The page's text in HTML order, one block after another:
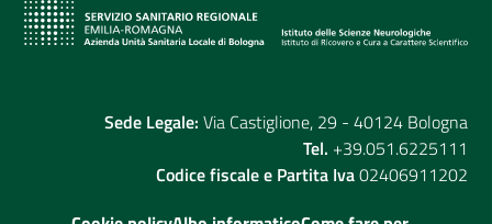
Sede Legale: Via Castiglione, 29 - 40124 Bologna
Tel. +39.051.6225111
Codice fiscale e Partita Iva02406911202